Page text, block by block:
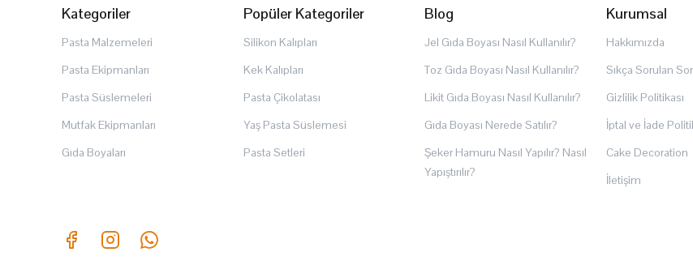
Kategoriler
Pasta Malzemeleri
Pasta Ekipmanları
Pasta Süslemeleri
Mutfak Ekipmanları
Gıda Boyaları
Popüler Kategoriler
Silikon Kalıpları
Kek Kalıpları
Pasta Çikolatası
Yaş Pasta Süslemesi
Pasta Setleri
Blog
Jel Gıda Boyası Nasıl Kullanılır?
Toz Gıda Boyası Nasıl Kullanılır?
Likit Gıda Boyası Nasıl Kullanılır?
Gıda Boyası Nerede Satılır?
Şeker Hamuru Nasıl Yapılır? Nasıl
Yapıştırılır?
Kurumsal
Hakkımızda
Sıkça Sorulan
Gizlilik Politikası
İptal ve İade
Cake Decoration
İletişim